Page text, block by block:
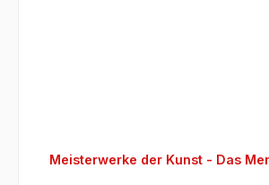
Meisterwerke der Kunst - Das